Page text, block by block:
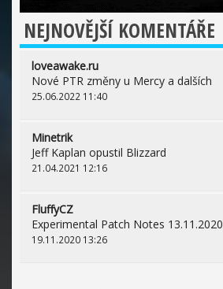
NEJNOVĚJŠÍ KOMENTÁŘE
loveawake.ru
Nové PTR změny u Mercy a dalších
25.06.2022 11:40
Minetrik
Jeff Kaplan opustil Blizzard
21.04.2021 12:16
FluffyCZ
Experimental Patch Notes 13.11.2020
19.11.2020 13:26